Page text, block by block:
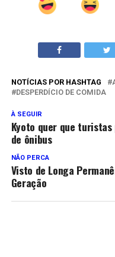
NOTÍCIAS POR HASHTAG
DESPERDÍCIO DE COMIDA
À SEGUIR
Kyoto quer que
de ônibus
NÃO PERCA
Visto de Longa
Geração